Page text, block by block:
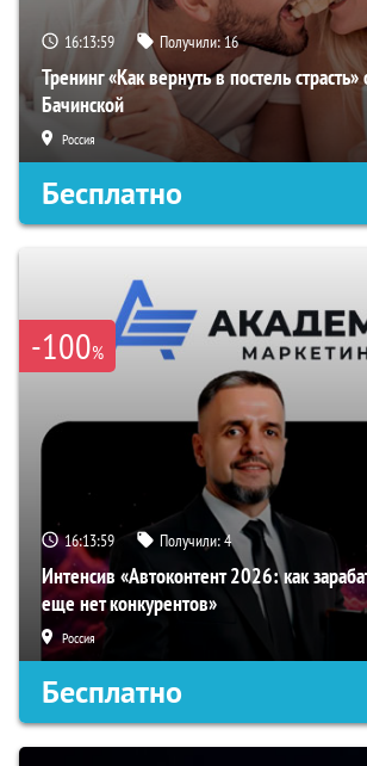
16:13:58 Получили:16
Тренинг «Как вернуть в постель
Бачинской
Россия
Бесплатно
-100%
16:13:58 Получили:4
Интенсив «Автоконтент 2026: как
еще нет конкурентов»
Россия
Бесплатно